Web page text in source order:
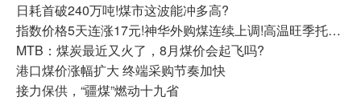
日耗首破240万吨!煤市这波能冲多高?
指数价格5天连涨17元!神华外购煤连续上调!高温旺季托举，动力煤震荡走强
MTB：煤炭最近又火了，8月煤价会起飞吗?
港口煤价涨幅扩大 终端采购节奏加快
接力保供，“疆煤”燃动十九省